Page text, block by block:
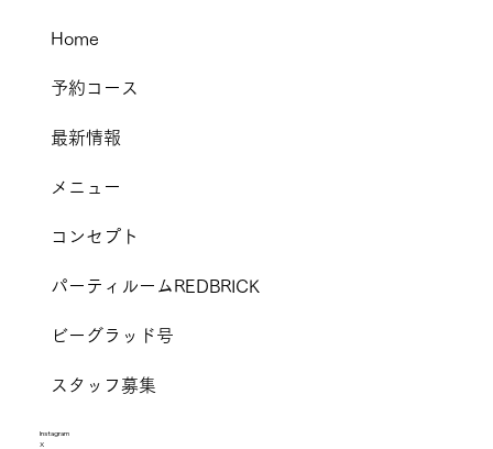
Home
予約コース
最新情報
メニュー
コンセプト
パーティルームREDBRICK
ビーグラッド号
スタッフ募集
Instagram
X